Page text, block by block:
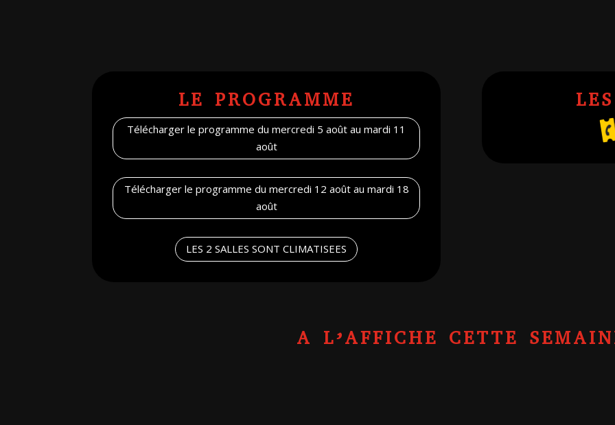
LE PROGRAMME
Télécharger le programme du mercredi 5 août au mardi 11
août
Télécharger le programme du mercredi 12 août au mardi 18
août
LES 2 SALLES SONT CLIMATISEES
A L’AFFICHE CETTE